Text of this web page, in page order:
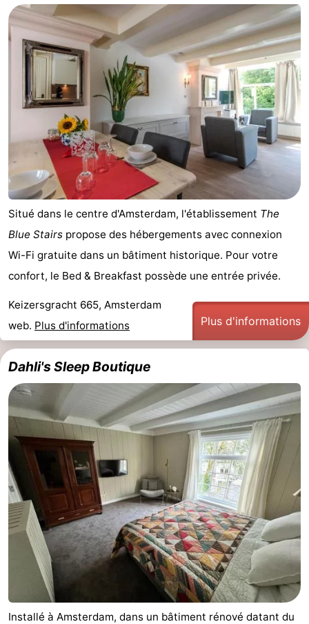
Situé dans le centre d'Amsterdam, l'établissement The
Blue Stairs propose des hébergements avec connexion
Wi-Fi gratuite dans un bâtiment historique. Pour votre
confort, le Bed & Breakfast possède une entrée privée.
Keizersgracht 665, Amsterdam
web. Plus d'informations Plus d'informations
Dahli's Sleep Boutique
Installé à Amsterdam, dans un bâtiment rénové datant du